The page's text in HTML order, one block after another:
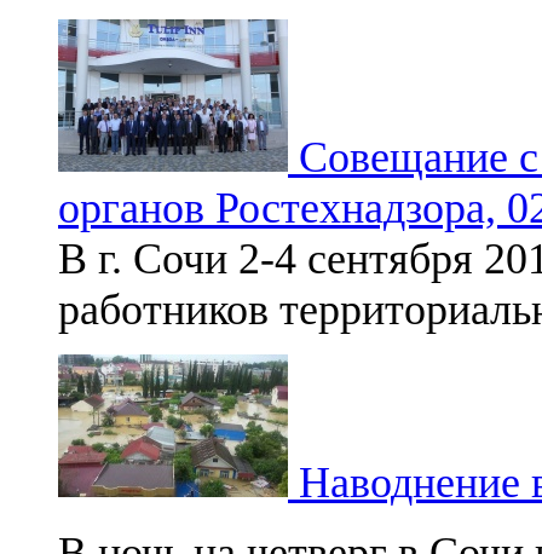
Совещание
органов Ростехнадзора,
В г. Сочи 2-4 сентября
работников
Наводнение